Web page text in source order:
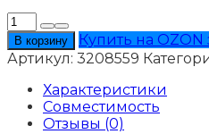
Количество
товара
Подсветка
LG
49LW541H-
В корзину
Купить на OZON
Артикул: 3208559
Характеристики
Совместимость
Отзывы (0)